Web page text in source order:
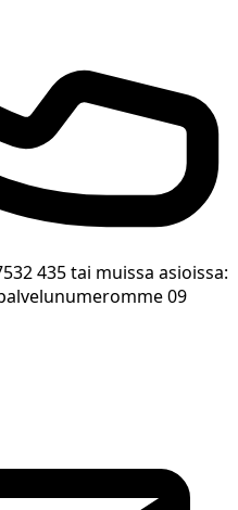
435 tai muissa asioissa:
09